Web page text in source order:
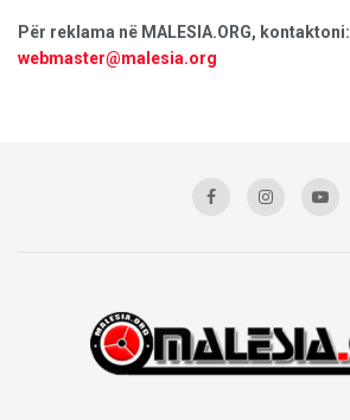
Për reklama në MALESIA.ORG, kontaktoni:
webmaster@malesia.org